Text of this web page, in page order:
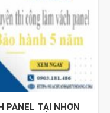
PANEL TẠI NHƠN